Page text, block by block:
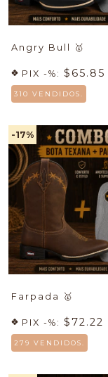
Angry Bull 🥇
PIX -%: $65.85
310 VENDIDOS.
-17%
Farpada 🥇
PIX -%: $72.22
279 VENDIDOS.